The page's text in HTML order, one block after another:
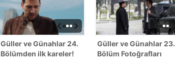
Güller ve Günahlar 24.
Bölümden ilk kareler!
Güller ve Günahlar 23.
Bölüm Fotoğrafları